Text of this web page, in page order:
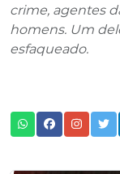
crime, agentes
homens. Um
esfaqueado.